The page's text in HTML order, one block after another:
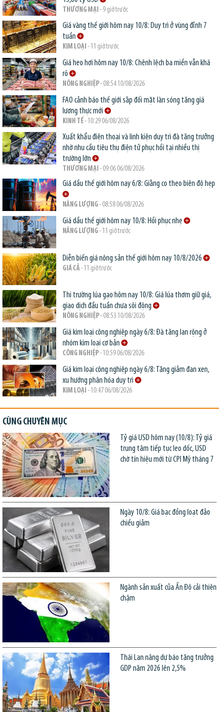
THƯƠNG MẠI - 9 giờ trước
Giá vàng thế giới hôm nay 10/8: Duy trì ở vùng đỉnh 7
tuần
KIM LOẠI - 11 giờ trước
Giá heo hơi hôm nay 10/8: Chênh lệch ba miền vẫn khá
rõ
NÔNG NGHIỆP- 08:54 10/08/2026
FAO cảnh báo thế giới sắp đối mặt làn sóng tăng giá
lương thực mới
KINH TẾ- 10:29 06/08/2026
Xuất khẩu điện thoại và linh kiện duy trì đà tăng trưởng
nhờ nhu cầu tiêu thụ điện tử phục hồi tại nhiều thị
trường lớn
THƯƠNG MẠI - 09:06 06/08/2026
Giá dầu thế giới hôm nay 6/8: Giằng co theo biên độ hẹp
NĂNG LƯỢNG - 08:58 06/08/2026
Giá dầu thế giới hôm nay 10/8: Hồi phục nhẹ
NĂNG LƯỢNG - 11 giờ trước
Diễn biến giá nông sản thế giới hôm nay 10/8/2026
GIÁ CẢ- 11 giờ trước
Thị trường lúa gạo hôm nay 10/8: Giá lúa thơm giữ giá,
giao dịch đầu tuần chưa sôi động
NÔNG NGHIỆP- 08:53 10/08/2026
Giá kim loại công nghiệp ngày 6/8: Đà tăng lan rộng ở
nhóm kim loại cơ bản
CÔNG NGHIỆP- 10:59 06/08/2026
Giá kim loại công nghiệp ngày 6/8: Tăng giảm đan xen,
xu hướng phân hóa duy trì
KIM LOẠI - 10:47 06/08/2026
CÙNG CHUYÊN MỤC
Tỷ giá USD hôm nay (10/8): Tỷ giá
trung tâm tiếp tục leo dốc, USD
chờ tín hiệu mới từ CPI Mỹ tháng 7
Ngày 10/8: Giá bạc đồng loạt đảo
chiều giảm
Ngành sản xuất của Ấn Độ cải thiện
chậm
Thái Lan nâng dự báo tăng trưởng
GDP năm 2026 lên 2,5%